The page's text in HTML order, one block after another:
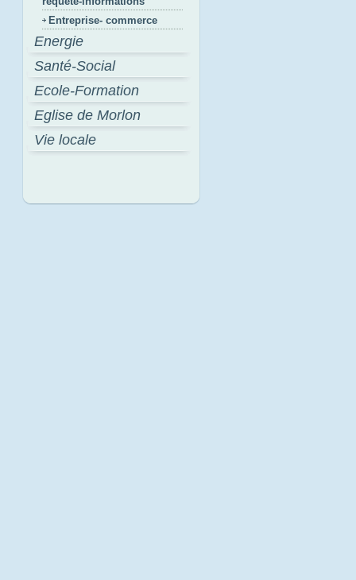
Entreprise- commerce
Energie
Santé-Social
Ecole-Formation
Eglise de Morlon
Vie locale